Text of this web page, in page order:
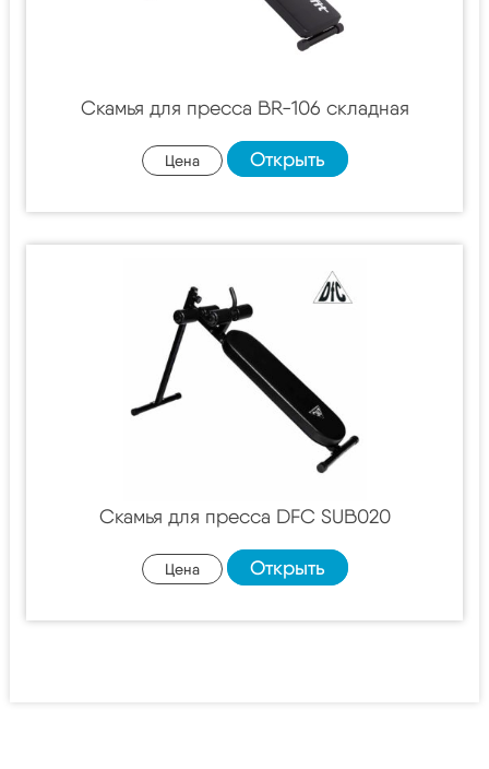
Скамья для пресса BR-106 складная
Цена Открыть
Скамья для пресса DFC SUB020
Цена Открыть